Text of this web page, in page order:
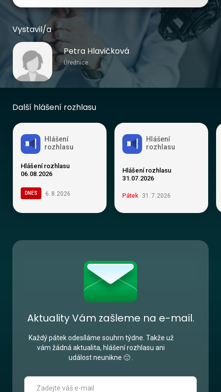
Vystavil/a
Petra Hlavičková
Úřednice
Další hlášení rozhlasu
Hlášení
rozhlasu
Hlášení rozhlasu
06.08.2026
DNES 6 8 2026
Hlášení
rozhlasu
Hlášení rozhlasu
31.07.2026
Pátek 31 . 7. 2026
Aktuality Vám zašleme na e-mail.
Každý pátek odesíláme souhrn týdne. Takže už
vám žádná aktualita, hlášení rozhlasu ani
událost neunikne 🙂 .